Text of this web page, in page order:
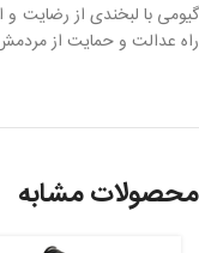
گیومی با لبخندی از رضایت
راه عدالت و حمایت از
محصولات مشابه